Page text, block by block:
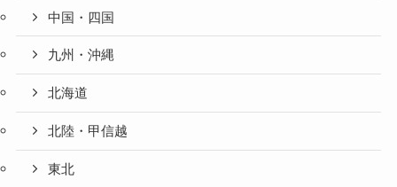
中国・四国
九州・沖縄
北海道
北陸・甲信越
東北